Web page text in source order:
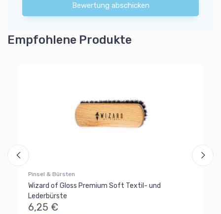
Bewertung abschicken
Empfohlene Produkte
Pinsel & Bürsten
Wizard of Gloss Premium Soft Textil- und
Lederbürste
6,25 €